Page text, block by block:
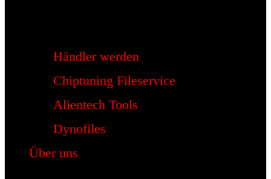
Händler werden
Chiptuning Fileservice
Alientech Tools
Dynofiles
Über uns